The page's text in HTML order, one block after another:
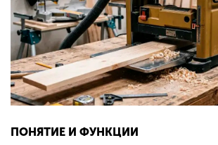
ПОНЯТИЕ И ФУНКЦИИ